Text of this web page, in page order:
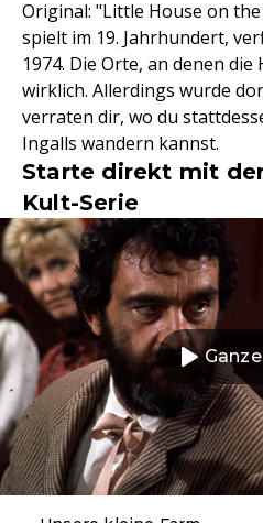
Original: "Little House on
spielt im 19. Jahrhundert,
1974. Die Orte, an denen
wirklich. Allerdings wurde
verraten dir, wo du
Ingalls wandern kannst.
Starte direkt mit
Kult-Serie